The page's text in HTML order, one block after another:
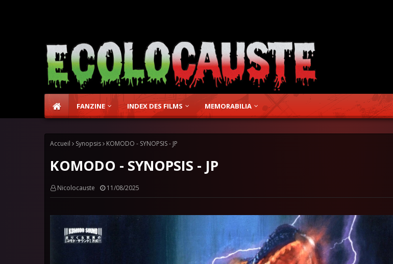
FANZINE INDEX DES FILMS MEMORABILIA
Accueil Synopsis KOMODO - SYNOPSIS - JP
KOMODO - SYNOPSIS - JP
Nicolocauste 11/08/2025